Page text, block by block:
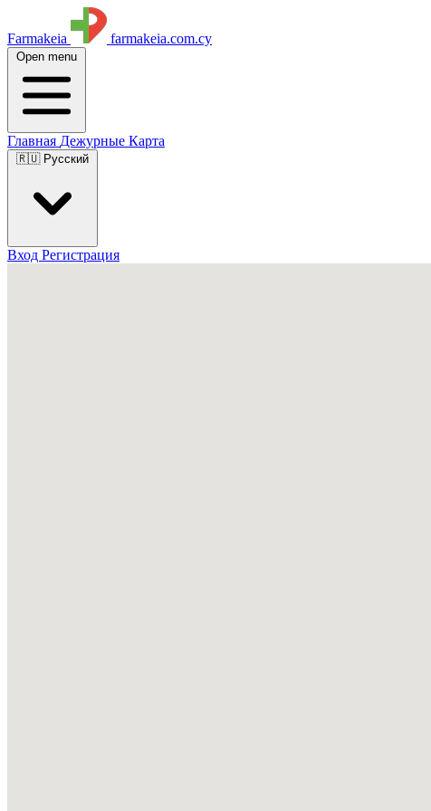
Farmakeia farmakeia.com.cy
Open menu
Главная Дежурные Карта
🇷🇺 Русский
Вход Регистрация